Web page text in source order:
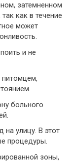
затемненном
как в течение
может
и не
питомцем,
больного
на улицу. В этот
процедуры.
зоны,